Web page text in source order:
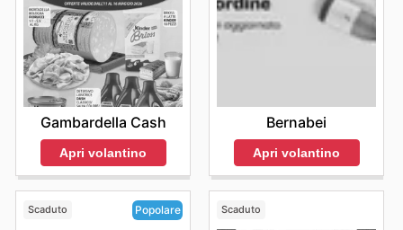
Gambardella Cash
Apri volantino
Bernabei
Apri volantino
Scaduto Popolare Scaduto